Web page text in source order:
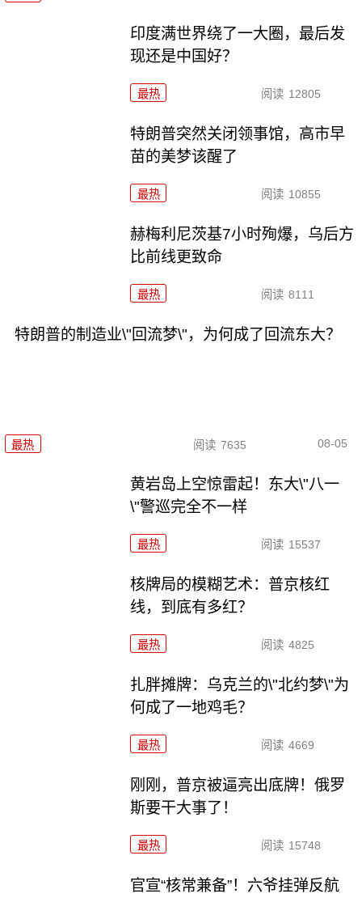
印度满世界绕了一大圈，最后发
现还是中国好？
最热 阅读 12805
特朗普突然关闭领事馆，高市早
苗的美梦该醒了
最热 阅读 10855
赫梅利尼茨基7小时殉爆，乌后方
比前线更致命
最热 阅读 8111
特朗普的制造业\"回流梦\"，为何成了回流东大？
最热 阅读 7635 08-05
黄岩岛上空惊雷起！东大\"八一
\"警巡完全不一样
最热 阅读 15537
核牌局的模糊艺术：普京核红
线，到底有多红？
最热 阅读 4825
扎胖摊牌：乌克兰的\"北约梦\"为
何成了一地鸡毛？
最热 阅读 4669
刚刚，普京被逼亮出底牌！俄罗
斯要干大事了！
最热 阅读 15748
官宣“核常兼备”！六爷挂弹反航